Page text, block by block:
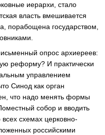
иерархи, стало
власть вмешивается
порабощена государством,
опрос архиереев:
реформу? И практически
управлением
Синод как орган
что надо менять формы
собор и вводить
схемах церковно-
российскими